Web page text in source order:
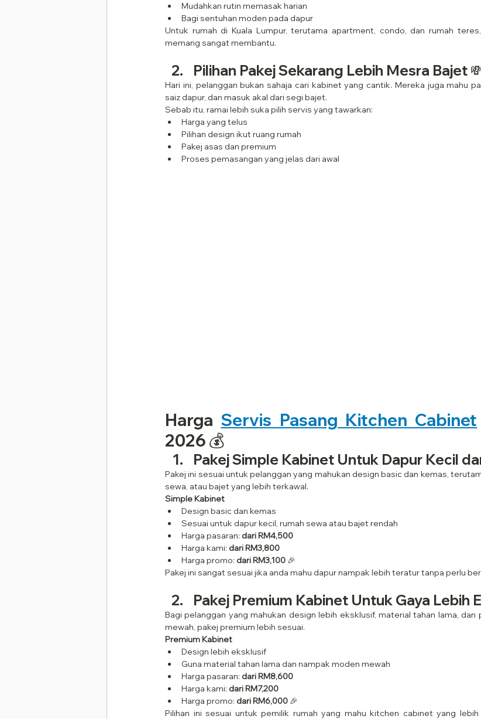
Mudahkan rutin memasak harian
Bagi sentuhan moden pada dapur
Untuk rumah di Kuala Lumpur, terutama apartment, condo, dan rumah
memang sangat membantu.
Pilihan Pakej Sekarang Lebih Mesra Bajet
Hari ini, pelanggan bukan sahaja cari kabinet yang cantik. Mereka juga mahu
saiz dapur, dan masuk akal dari segi bajet.
Sebab itu, ramai lebih suka pilih servis yang tawarkan:
Harga yang telus
Pilihan design ikut ruang rumah
Pakej asas dan premium
Proses pemasangan yang jelas dari awal
Harga Servis Pasang Kitchen Cabinet
2026 💰
Pakej Simple Kabinet Untuk Dapur Kecil
Pakej ini sesuai untuk pelanggan yang mahukan design basic dan kemas,
sewa, atau bajet yang lebih terkawal.
Simple Kabinet
Design basic dan kemas
Sesuai untuk dapur kecil, rumah sewa atau bajet rendah
Harga pasaran: dari RM4,500
Harga kami: dari RM3,800
Harga promo: dari RM3,100 🎉
Pakej ini sangat sesuai jika anda mahu dapur nampak lebih teratur tanpa perlu
Pakej Premium Kabinet Untuk Gaya Lebih
Bagi pelanggan yang mahukan design lebih eksklusif, material tahan lama,
mewah, pakej premium lebih sesuai.
Premium Kabinet
Design lebih eksklusif
Guna material tahan lama dan nampak moden mewah
Harga pasaran: dari RM8,600
Harga kami: dari RM7,200
Harga promo: dari RM6,000 🎉
Pilihan ini sesuai untuk pemilik rumah yang mahu kitchen cabinet yang